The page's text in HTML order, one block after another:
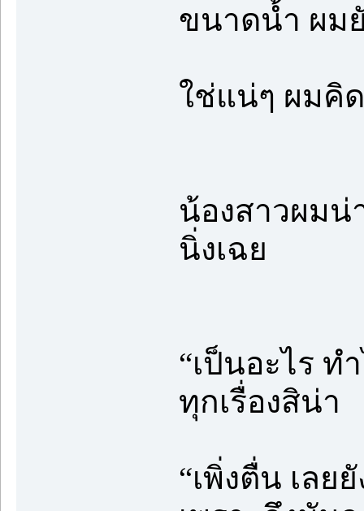
ขนาดน้ำ ผม
ใช่แน่ๆ ผมคิ
น้องสาวผมน่
นิ่งเฉย
“เป็นอะไร ท
ทุกเรื่องสิน่า
“เพิ่งตื่น เลย